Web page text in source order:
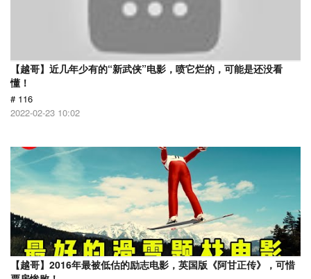
【越哥】近几年少有的“新武侠”电影，喷它烂的，可能是还没看
懂！
# 116
2022-02-23 10:02
【越哥】2016年最被低估的励志电影，英国版《阿甘正传》，可惜